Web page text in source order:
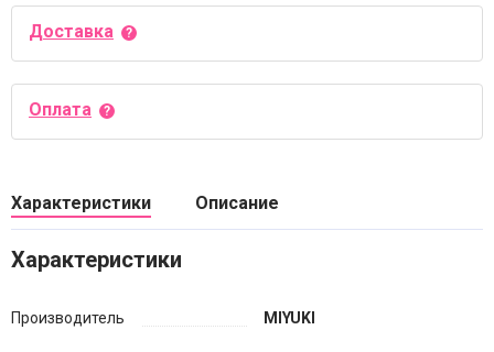
Доставка
Оплата
Характеристики Описание
Характеристики
Производитель MIYUKI